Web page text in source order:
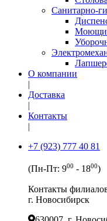
Санитарно-
Моющие
О компании
|
Доставка
|
Контакты
|
+7 (923) 777 40 81
(Пн-Пт: 900 - 1800)
Контакты
г. Новосибирск